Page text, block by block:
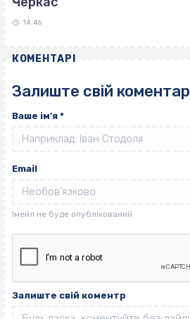
14:46
КОМЕНТАРІ
Залиште свій коментар
Ваше ім'я *
Email
Залиште свій коментр